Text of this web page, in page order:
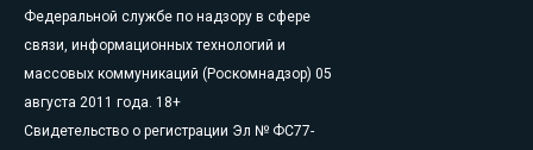
Федеральной службе по надзору в сфере
связи, информационных технологий и
массовых коммуникаций (Роскомнадзор) 05
августа 2011 года. 18+
Свидетельство о регистрации Эл № ФС77-